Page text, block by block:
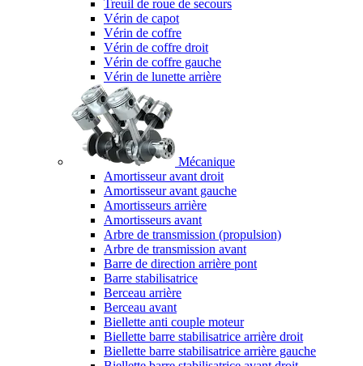
Treuil de roue de secours
Vérin de capot
Vérin de coffre
Vérin de coffre droit
Vérin de coffre gauche
Vérin de lunette arrière
Mécanique
Amortisseur avant droit
Amortisseur avant gauche
Amortisseurs arrière
Amortisseurs avant
Arbre de transmission (propulsion)
Arbre de transmission avant
Barre de direction arrière pont
Barre stabilisatrice
Berceau arrière
Berceau avant
Biellette anti couple moteur
Biellette barre stabilisatrice arrière droit
Biellette barre stabilisatrice arrière gauche